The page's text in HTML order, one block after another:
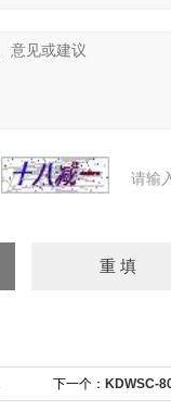
请输
下一个： KDWSC-